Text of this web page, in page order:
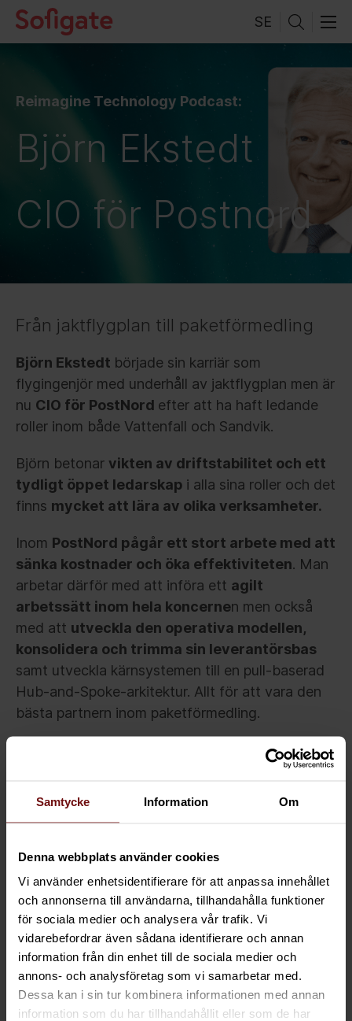
Samtycke Information Om
Denna webbplats använder cookies
Vi använder enhetsidentifierare för att anpassa innehållet
och annonserna till användarna, tillhandahålla funktioner
för sociala medier och analysera vår trafik. Vi
vidarebefordrar även sådana identifierare och annan
information från din enhet till de sociala medier och
annons- och analysföretag som vi samarbetar med.
Dessa kan i sin tur kombinera informationen med annan
information som du har tillhandahållit eller som de har
Skip
SE
Reimagine Technology Podcast:
Björn Ekstedt
CIO för Postnord
Från jaktflygplan till paketförmedling
Björn Ekstedt började sin karriär som
flygingenjör med underhåll av jaktflygplan men är
nu CIO för PostNord efter att ha haft ledande
roller inom både Vattenfall och Sandvik.
Björn betonar vikten av driftstabilitet och ett
tydligt öppet ledarskap i alla sina roller och det
finns mycket att lära av olika verksamheter.
Inom PostNord pågår ett stort arbete med att
sänka kostnader och öka effektiviteten. Man
arbetar därför med att införa ett agilt
arbetssätt inom hela koncernen men också
med att utveckla den operativa modellen,
konsolidera och trimma sin leverantörsbas
samt utveckla kärnsystemen till en pull-baserad
Hub-and-Spoke-arkitektur. Allt för att vara den
bästa partnern inom paketförmedling.
Hör mer om Björns syn på ledarskap, betydelsen
av en agil organisation samt likheterna mellan
systemunderhåll av PostNords IT-landskap.
This content requires cookies.
Change cookie settings